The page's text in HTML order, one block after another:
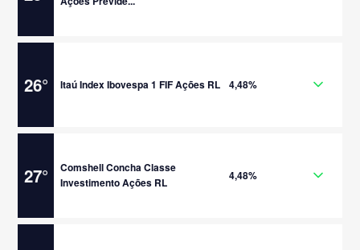
26° Itaú Index Ibovespa 1 FIF Ações RL 4,48%
27°
Comshell Concha Classe
Investimento Ações RL
4,48%